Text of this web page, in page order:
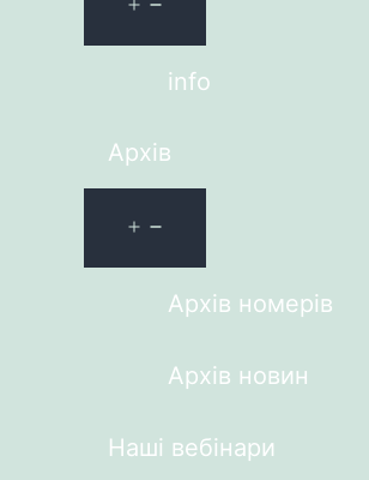
info
Архів
Архів номерів
Архів новин
Наші вебінари